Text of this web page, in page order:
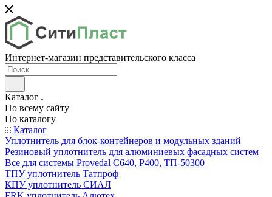
Интернет-магазин представительского класса
Каталог
По всему сайту
По каталогу
Каталог
Уплотнитель для блок-контейнеров и модульных зданий
Резиновый уплотнитель для алюминиевых фасадных систем
Все для системы Provedal С640, Р400, ТП-50300
ТПУ уплотнитель Татпроф
КПУ уплотнитель СИАЛ